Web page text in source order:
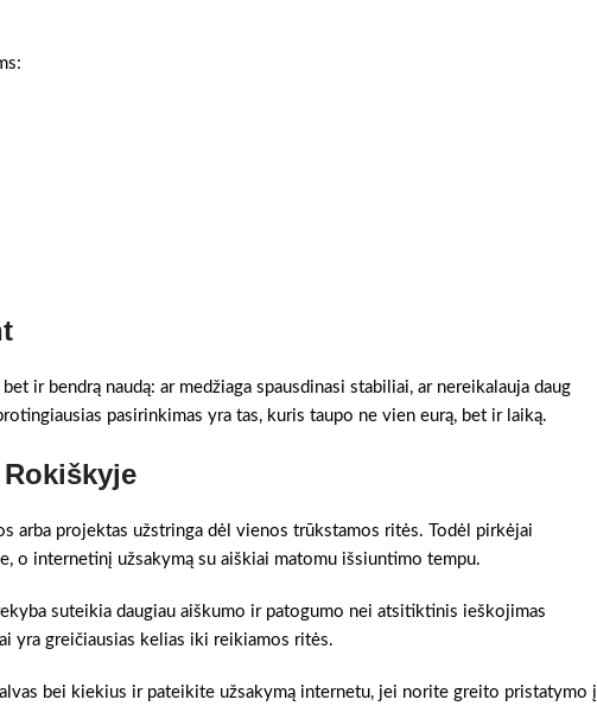
ir bendrą naudą: ar medžiaga spausdinasi stabiliai, ar nereikalauja daug
pasirinkimas yra tas, kuris taupo ne vien eurą, bet ir laiką.
arba projektas užstringa dėl vienos trūkstamos ritės. Todėl pirkėjai
o internetinį užsakymą su aiškiai matomu išsiuntimo tempu.
suteikia daugiau aiškumo ir patogumo nei atsitiktinis ieškojimas
yra greičiausias kelias iki reikiamos ritės.
bei kiekius ir pateikite užsakymą internetu, jei norite greito pristatymo į